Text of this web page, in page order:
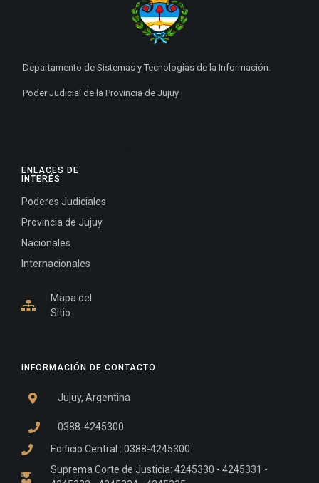
INFORMACIÓN DE CONTACTO
Jujuy, Argentina
0388-4245300
Edificio Central : 0388-4245300
Suprema Corte de Justicia: 4245330 - 4245331 -
ENLACES DE
INTERÉS
Poderes Judiciales
Provincia de Jujuy
Nacionales
Internacionales
Mapa del
Sitio
Departamento de Sistemas y Tecnologías de la Información.
Poder Judicial de la Provincia de Jujuy